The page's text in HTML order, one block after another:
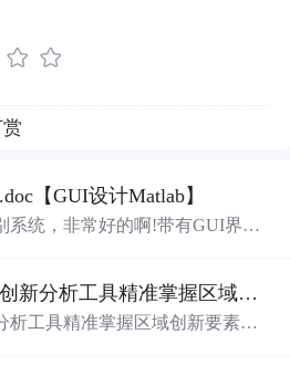
【GUI设计Matlab】
系统，非常好的啊!带有GUI界
（GUI），非常容易使用。你只
，它将立即给出准确的识别结
如何通过区域科技创新分析工具精准掌握区域创新要素分布与产业链融合现状？.docx
析工具精准掌握区域创新要素分